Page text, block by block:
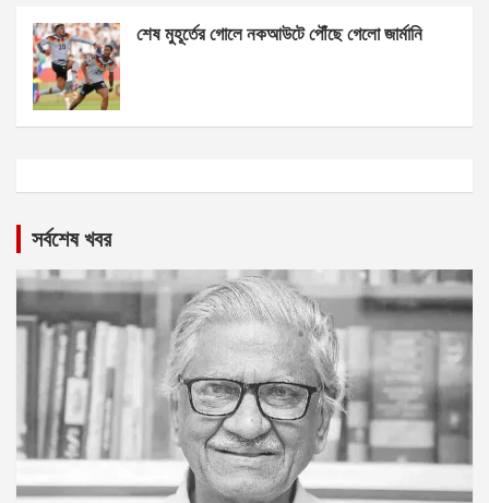
শেষ মুহূর্তের গোলে নকআউটে পৌঁছে গেলো জার্মানি
সর্বশেষ খবর